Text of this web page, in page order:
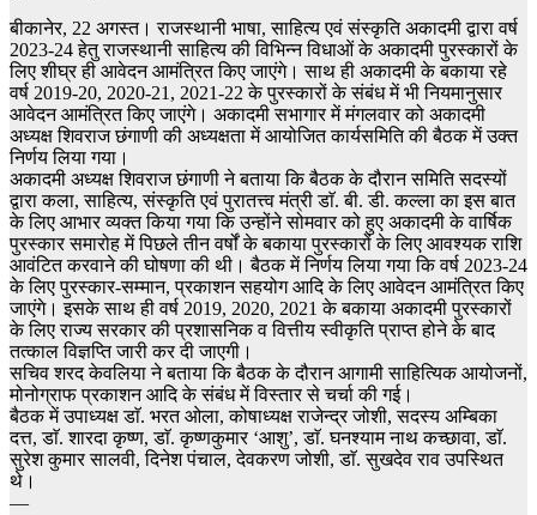
बीकानेर, 22 अगस्त। राजस्थानी भाषा, साहित्य एवं संस्कृति अकादमी द्वारा वर्ष
2023-24 हेतु राजस्थानी साहित्य की विभिन्न विधाओं के अकादमी पुरस्कारों के
लिए शीघ्र ही आवेदन आमंत्रित किए जाएंगे। साथ ही अकादमी के बकाया रहे
वर्ष 2019-20, 2020-21, 2021-22 के पुरस्कारों के संबंध में भी नियमानुसार
आवेदन आमंत्रित किए जाएंगे। अकादमी सभागार में मंगलवार को अकादमी
अध्यक्ष शिवराज छंगाणी की अध्यक्षता में आयोजित कार्यसमिति की बैठक में उक्त
निर्णय लिया गया।
अकादमी अध्यक्ष शिवराज छंगाणी ने बताया कि बैठक के दौरान समिति सदस्यों
द्वारा कला, साहित्य, संस्कृति एवं पुरातत्त्व मंत्री डाॅ. बी. डी. कल्ला का इस बात
के लिए आभार व्यक्त किया गया कि उन्होंने सोमवार को हुए अकादमी के वार्षिक
पुरस्कार समारोह में पिछले तीन वर्षों के बकाया पुरस्कारों के लिए आवश्यक राशि
आवंटित करवाने की घोषणा की थी। बैठक में निर्णय लिया गया कि वर्ष 2023-24
के लिए पुरस्कार-सम्मान, प्रकाशन सहयोग आदि के लिए आवेदन आमंत्रित किए
जाएंगे। इसके साथ ही वर्ष 2019, 2020, 2021 के बकाया अकादमी पुरस्कारों
के लिए राज्य सरकार की प्रशासनिक व वित्तीय स्वीकृति प्राप्त होने के बाद
तत्काल विज्ञप्ति जारी कर दी जाएगी।
सचिव शरद केवलिया ने बताया कि बैठक के दौरान आगामी साहित्यिक आयोजनों,
मोनोग्राफ प्रकाशन आदि के संबंध में विस्तार से चर्चा की गई।
बैठक में उपाध्यक्ष डाॅ. भरत ओला, कोषाध्यक्ष राजेन्द्र जोशी, सदस्य अम्बिका
दत्त, डाॅ. शारदा कृष्ण, डाॅ. कृष्णकुमार ‘आशु’, डाॅ. घनश्याम नाथ कच्छावा, डाॅ.
सुरेश कुमार सालवी, दिनेश पंचाल, देवकरण जोशी, डाॅ. सुखदेव राव उपस्थित
थे।
—